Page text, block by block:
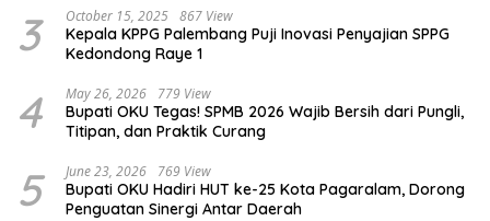
3 October 15, 2025 867 View
Kepala KPPG Palembang Puji Inovasi Penyajian SPPG
Kedondong Raye 1
4 May 26, 2026 779 View
Bupati OKU Tegas! SPMB 2026 Wajib Bersih dari Pungli,
Titipan, dan Praktik Curang
5 June 23, 2026 769 View
Bupati OKU Hadiri HUT ke-25 Kota Pagaralam, Dorong
Penguatan Sinergi Antar Daerah